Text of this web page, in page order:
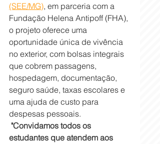
(SEE/MG), em parceria com a
Fundação Helena Antipoff (FHA),
o projeto oferece uma
oportunidade única de vivência
no exterior, com bolsas integrais
que cobrem passagens,
hospedagem, documentação,
seguro saúde, taxas escolares e
uma ajuda de custo para
despesas pessoais.
"Convidamos todos os
estudantes que atendem aos